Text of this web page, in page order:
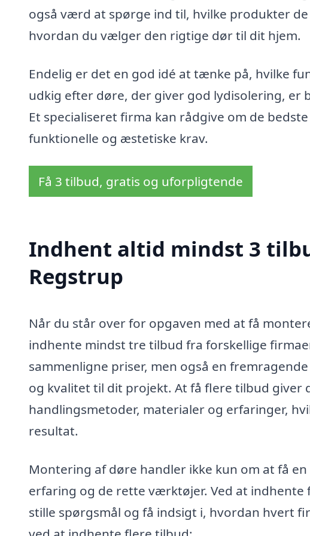
også værd at spørge ind til, hvilke produkter
hvordan du vælger den rigtige dør til dit hjem.
Endelig er det en god idé at tænke på, hvilke
udkig efter døre, der giver god lydisolering, er
Et specialiseret firma kan rådgive om de
funktionelle og æstetiske krav.
Få 3 tilbud, gratis og uforpligtende
Indhent altid mindst 3
Regstrup
Når du står over for opgaven med at få
indhente mindst tre tilbud fra forskellige
sammenligne priser, men også en
og kvalitet til dit projekt. At få flere tilbud giver
handlingsmetoder, materialer og erfaringer,
resultat.
Montering af døre handler ikke kun om at få
erfaring og de rette værktøjer. Ved at
stille spørgsmål og få indsigt i, hvordan hvert